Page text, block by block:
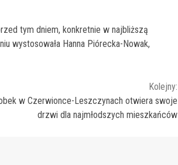
tym dniem, konkretnie w najbliższą
wystosowała Hanna Piórecka-Nowak,
Kolejny:
w Czerwionce-Leszczynach otwiera swoje
drzwi dla najmłodszych mieszkańców